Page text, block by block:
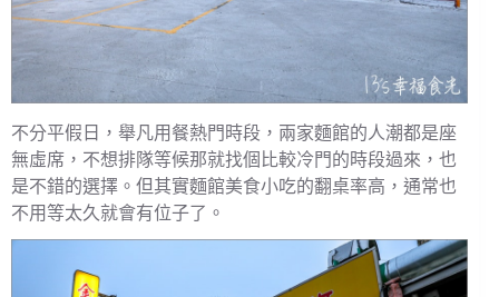
不分平假日，舉凡用餐熱門時段，兩家麵館的人潮都是座
無虛席，不想排隊等候那就找個比較冷門的時段過來，也
是不錯的選擇。但其實麵館美食小吃的翻桌率高，通常也
不用等太久就會有位子了。